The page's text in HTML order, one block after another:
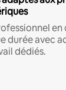
durée avec
dédiés.